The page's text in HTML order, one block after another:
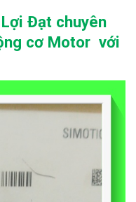
Đạt chuyên
cơ Motor với